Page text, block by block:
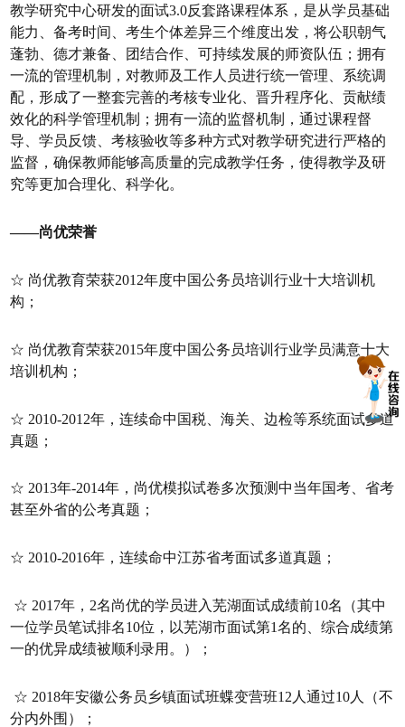
教学研究中心研发的面试3.0反套路课程体系，是从学员基础
能力、备考时间、考生个体差异三个维度出发，将公职朝气
蓬勃、德才兼备、团结合作、可持续发展的师资队伍；拥有
一流的管理机制，对教师及工作人员进行统一管理、系统调
配，形成了一整套完善的考核专业化、晋升程序化、贡献绩
效化的科学管理机制；拥有一流的监督机制，通过课程督
导、学员反馈、考核验收等多种方式对教学研究进行严格的
监督，确保教师能够高质量的完成教学任务，使得教学及研
究等更加合理化、科学化。
——尚优荣誉
☆ 尚优教育荣获2012年度中国公务员培训行业十大培训机
构；
☆ 尚优教育荣获2015年度中国公务员培训行业学员满意十大
培训机构；
☆ 2010-2012年，连续命中国税、海关、边检等系统面试多道
真题；
☆ 2013年-2014年，尚优模拟试卷多次预测中当年国考、省考
甚至外省的公考真题；
☆ 2010-2016年，连续命中江苏省考面试多道真题；
☆ 2017年，2名尚优的学员进入芜湖面试成绩前10名（其中
一位学员笔试排名10位，以芜湖市面试第1名的、综合成绩第
一的优异成绩被顺利录用。）；
☆ 2018年安徽公务员乡镇面试班蝶变营班12人通过10人（不
分内外围）；